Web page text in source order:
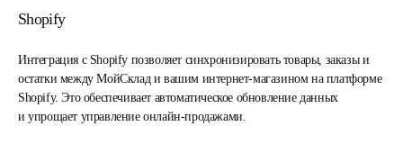
Shopify
Интеграция с Shopify позволяет синхронизировать товары, заказы и
остатки между МойСклад и вашим интернет-магазином на платформе
Shopify. Это обеспечивает автоматическое обновление данных
и упрощает управление онлайн-продажами.